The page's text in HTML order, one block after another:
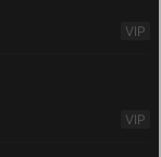
VIP
VIP